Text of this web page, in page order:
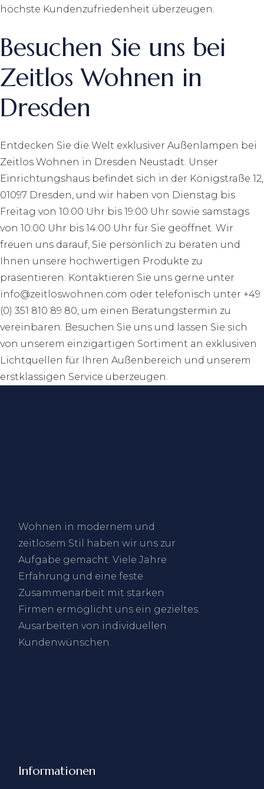
höchste Kundenzufriedenheit überzeugen.
Besuchen Sie uns bei
Zeitlos Wohnen in
Dresden
Entdecken Sie die Welt exklusiver Außenlampen bei
Zeitlos Wohnen in Dresden Neustadt. Unser
Einrichtungshaus befindet sich in der Königstraße 12,
01097 Dresden, und wir haben von Dienstag bis
Freitag von 10:00 Uhr bis 19:00 Uhr sowie samstags
von 10:00 Uhr bis 14:00 Uhr für Sie geöffnet. Wir
freuen uns darauf, Sie persönlich zu beraten und
Ihnen unsere hochwertigen Produkte zu
präsentieren. Kontaktieren Sie uns gerne unter
info@zeitloswohnen.com oder telefonisch unter +49
(0) 351 810 89 80, um einen Beratungstermin zu
vereinbaren. Besuchen Sie uns und lassen Sie sich
von unserem einzigartigen Sortiment an exklusiven
Lichtquellen für Ihren Außenbereich und unserem
erstklassigen Service überzeugen.
Wohnen in modernem und
zeitlosem Stil haben wir uns zur
Aufgabe gemacht. Viele Jahre
Erfahrung und eine feste
Zusammenarbeit mit starken
Firmen ermöglicht uns ein gezieltes
Ausarbeiten von individuellen
Kundenwünschen.
Informationen